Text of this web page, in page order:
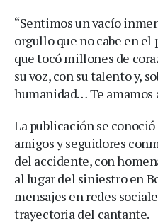
“Sentimos un vacío
orgullo que no cabe en el
que tocó millones de
su voz, con su talento y,
humanidad… Te amamos
La publicación se
amigos y seguidores
del accidente, con
al lugar del siniestro en
mensajes en redes
trayectoria del cantante.